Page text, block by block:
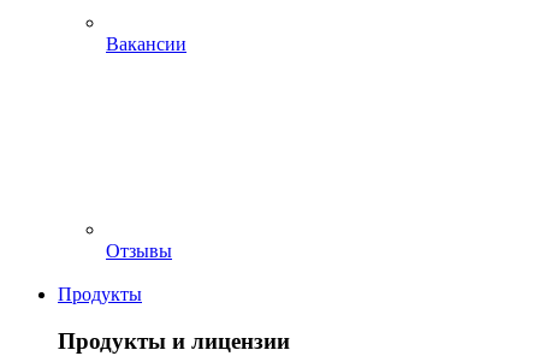
Вакансии
Отзывы
Продукты
Продукты и лицензии